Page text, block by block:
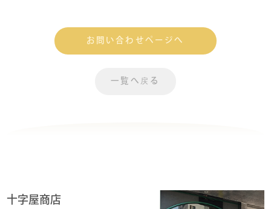
お問い合わせページへ
一覧へ戻る
十字屋商店